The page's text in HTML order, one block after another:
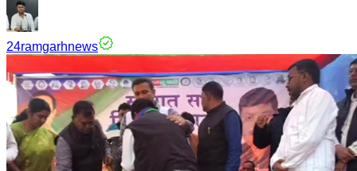
24ramgarhnews